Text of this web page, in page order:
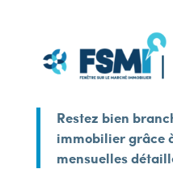
Restez bien
immobilier grâce
mensuelles